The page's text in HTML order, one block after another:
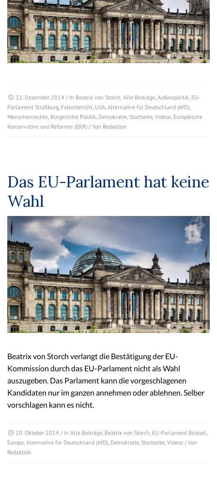
22. Dezember 2014 / In Beatrix von Storch, Alle Beiträge, Außenpolitik, EU-
Parlament Straßburg, Folterbericht, USA, Alternative für Deutschland (AfD),
Menschenrechte, Bürgerliche Politik, Demokratie, Startseite, Videos, Europäische
Konservative und Reformer (EKR) / Von Redaktion
Das EU-Parlament hat keine
Wahl
Beatrix von Storch verlangt die Bestätigung der EU-
Kommission durch das EU-Parlament nicht als Wahl
auszugeben. Das Parlament kann die vorgeschlagenen
Kandidaten nur im ganzen annehmen oder ablehnen. Selber
vorschlagen kann es nicht.
20. Oktober 2014 / In Alle Beiträge, Beatrix von Storch, EU-Parlament Brüssel,
Europa, Alternative für Deutschland (AfD), Demokratie, Startseite, Videos / Von
Redaktion